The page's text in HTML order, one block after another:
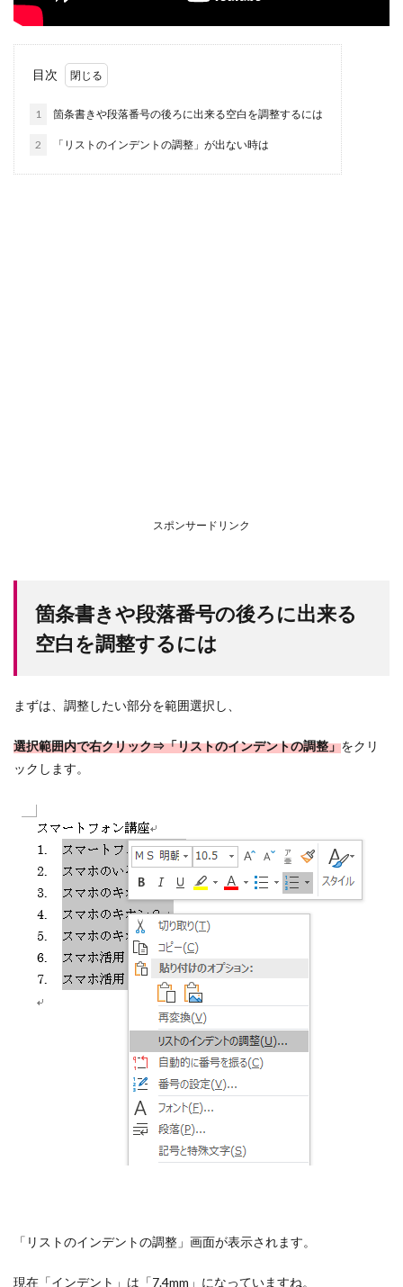
目次
1 箇条書きや段落番号の後ろに出来る空白を調整するには
2 「リストのインデントの調整」が出ない時は
スポンサードリンク
箇条書きや段落番号の後ろに出来る
空白を調整するには
まずは、調整したい部分を範囲選択し、
選択範囲内で右クリック⇒「リストのインデントの調整」をクリ
ックします。
「リストのインデントの調整」画面が表示されます。
現在「インデント」は「7.4mm」になっていますね。